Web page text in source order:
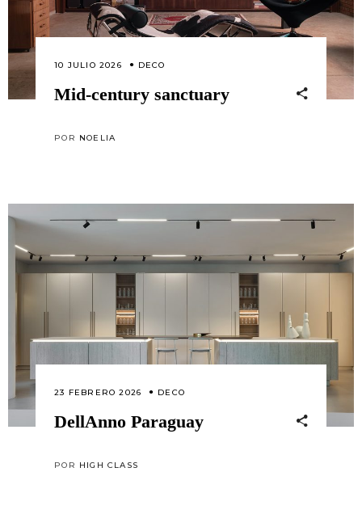
10 JULIO 2026 DECO
Mid-century sanctuary
POR NOELIA
23 FEBRERO 2026 DECO
DellAnno Paraguay
POR HIGH CLASS